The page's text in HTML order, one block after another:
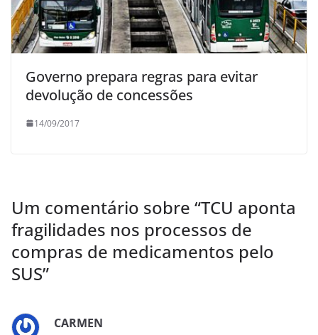
Governo prepara regras para evitar
devolução de concessões
14/09/2017
Um comentário sobre “TCU aponta
fragilidades nos processos de
compras de medicamentos pelo
SUS”
CARMEN